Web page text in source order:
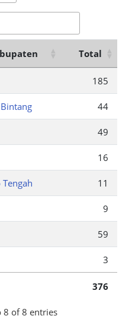
Total
185
44
49
16
11
9
59
3
376
8 of 8 entries